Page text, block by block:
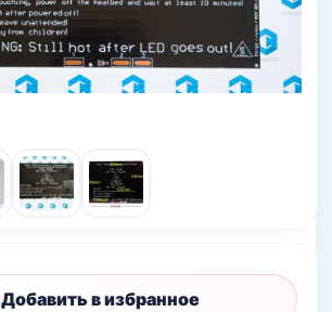
Добавить в избранное